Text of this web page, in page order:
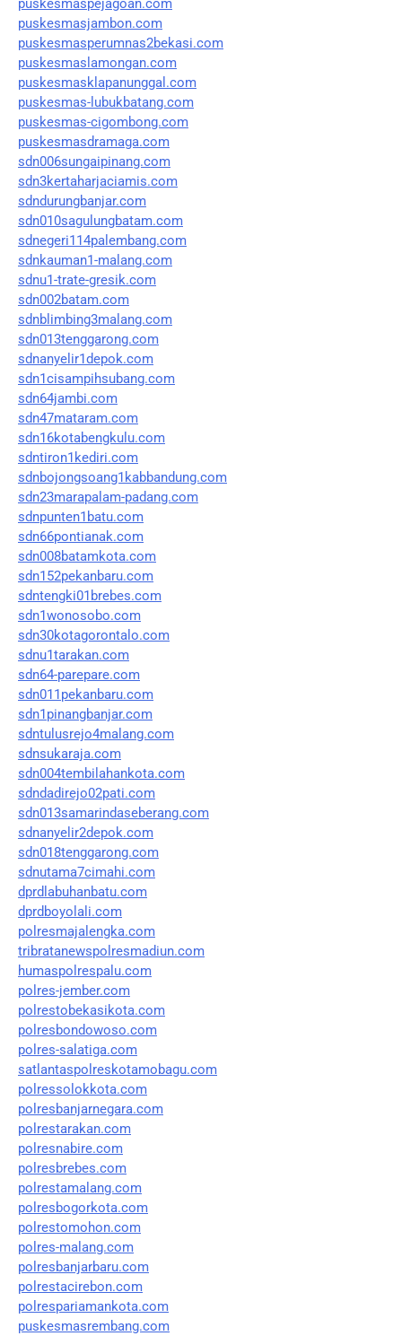
puskesmasjambon.com
puskesmasperumnas2bekasi.com
puskesmaslamongan.com
puskesmasklapanunggal.com
puskesmas-lubukbatang.com
puskesmas-cigombong.com
puskesmasdramaga.com
sdn006sungaipinang.com
sdn3kertaharjaciamis.com
sdndurungbanjar.com
sdn010sagulungbatam.com
sdnegeri114palembang.com
sdnkauman1-malang.com
sdnu1-trate-gresik.com
sdn002batam.com
sdnblimbing3malang.com
sdn013tenggarong.com
sdnanyelir1depok.com
sdn1cisampihsubang.com
sdn64jambi.com
sdn47mataram.com
sdn16kotabengkulu.com
sdntiron1kediri.com
sdnbojongsoang1kabbandung.com
sdn23marapalam-padang.com
sdnpunten1batu.com
sdn66pontianak.com
sdn008batamkota.com
sdn152pekanbaru.com
sdntengki01brebes.com
sdn1wonosobo.com
sdn30kotagorontalo.com
sdnu1tarakan.com
sdn64-parepare.com
sdn011pekanbaru.com
sdn1pinangbanjar.com
sdntulusrejo4malang.com
sdnsukaraja.com
sdn004tembilahankota.com
sdndadirejo02pati.com
sdn013samarindaseberang.com
sdnanyelir2depok.com
sdn018tenggarong.com
sdnutama7cimahi.com
dprdlabuhanbatu.com
dprdboyolali.com
polresmajalengka.com
tribratanewspolresmadiun.com
humaspolrespalu.com
polres-jember.com
polrestobekasikota.com
polresbondowoso.com
polres-salatiga.com
satlantaspolreskotamobagu.com
polressolokkota.com
polresbanjarnegara.com
polrestarakan.com
polresnabire.com
polresbrebes.com
polrestamalang.com
polresbogorkota.com
polrestomohon.com
polres-malang.com
polresbanjarbaru.com
polrestacirebon.com
polrespariamankota.com
puskesmasrembang.com